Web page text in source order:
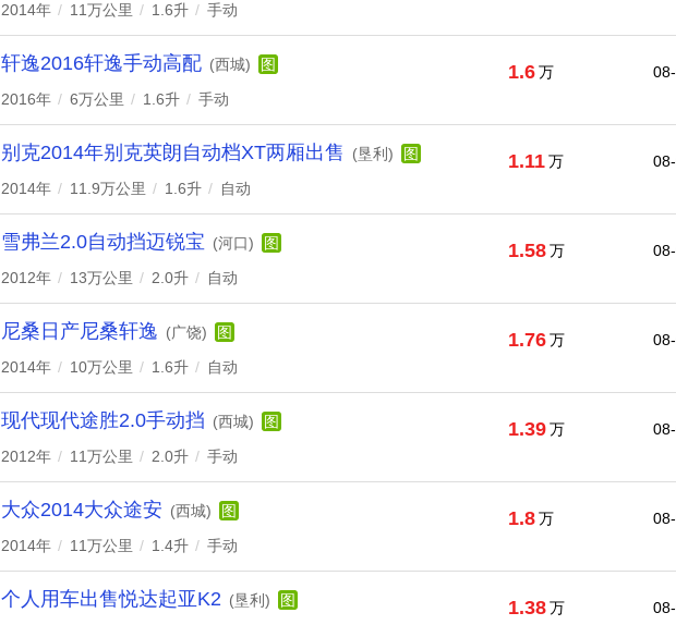
2014年 / 11万公里 / 1.6升 / 手动
轩逸2016轩逸手动高配 (西城)
图
2016年 / 6万公里 / 1.6升 / 手动
1.6万
别克2014年别克英朗自动档XT两厢出售 (垦利)
图
2014年 / 11.9万公里 / 1.6升 / 自动
1.11万
雪弗兰2.0自动挡迈锐宝 (河口)
图
2012年 / 13万公里 / 2.0升 / 自动
1.58万
尼桑日产尼桑轩逸 (广饶)
图
2014年 / 10万公里 / 1.6升 / 自动
1.76万
现代现代途胜2.0手动挡 (西城)
图
2012年 / 11万公里 / 2.0升 / 手动
1.39万
大众2014大众途安 (西城)
图
2014年 / 11万公里 / 1.4升 / 手动
1.8万
个人用车出售悦达起亚K2 (垦利)
图
1.38万